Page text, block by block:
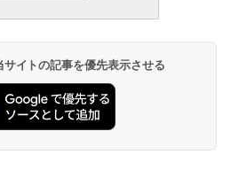
イトの記事を優先表示させる